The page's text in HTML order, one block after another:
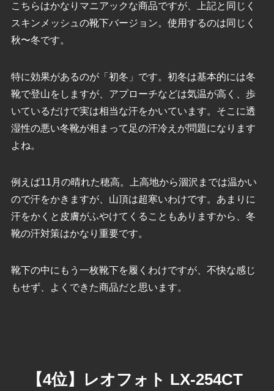
こちらはかなりマニアックな商品ですが、上記と同じく
スキンメッシュの靴下バージョン。使用するのは同じく
秋〜冬です。
特に効果があるのが「初冬」です。初冬は基本的には冬
靴で登山をしますが、アプローチなどは気温が高く、歩
いているだけで実は相当な汗をかいています。そこに透
湿性の悪い冬靴が相まって足の汗冷えが問題になります
よね。
例えば11月の晴れた穂高。上高地から涸沢までは温かい
ので汗をかきますが、山頂は超寒いわけです。あまりに
汗をかくと皮膚がふやけてくることもありますから、冬
靴の汗対策はかなり重要です。
靴下の中にもう一枚靴下を履くわけですが、不快な感じ
もせず、よくできた商品だと思います。
【4位】レオフォト LX-254CT